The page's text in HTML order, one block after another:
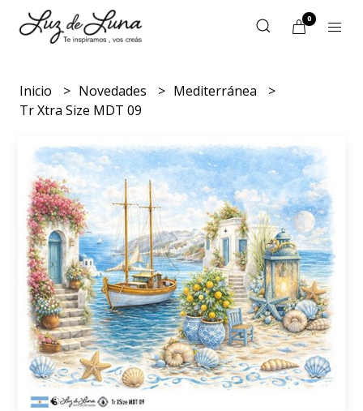
0
Inicio Novedades
Mediterránea
Tr Xtra Size MDT 09